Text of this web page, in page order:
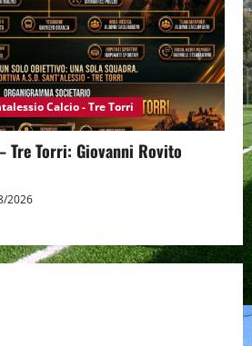
Calcio - Tre Torri
Tre Torri: Giovanni Rovito
2026